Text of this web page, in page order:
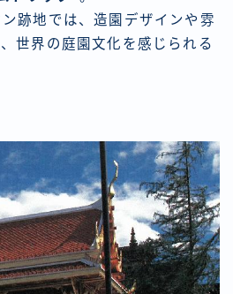
跡地では、造園デザインや雰
世界の庭園文化を感じられる